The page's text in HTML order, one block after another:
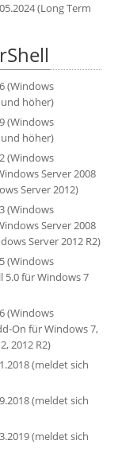
(Long Term
(Windows
und höher)
(Windows
und höher)
(Windows
Server 2008
Server 2012)
(Windows
Server 2008
Server 2012 R2)
(Windows
5.0 für Windows 7
(Windows
On für Windows 7,
2012 R2)
(meldet sich
(meldet sich
(meldet sich